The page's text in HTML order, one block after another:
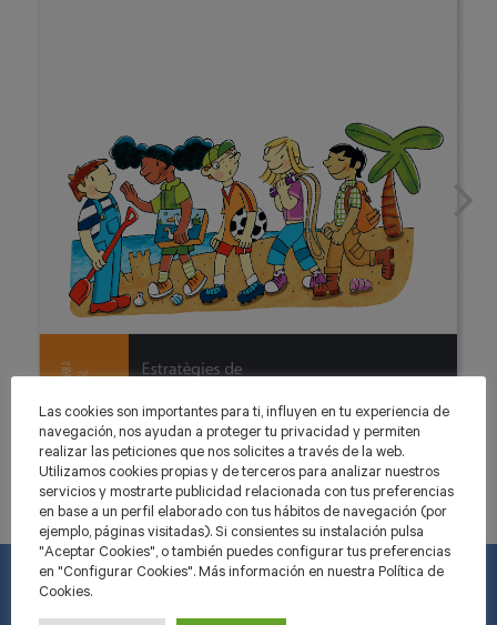
Las cookies son importantes para ti, influyen en tu experiencia de
navegación, nos ayudan a proteger tu privacidad y permiten
realizar las peticiones que nos solicites a través de la web.
Utilizamos cookies propias y de terceros para analizar nuestros
servicios y mostrarte publicidad relacionada con tus preferencias
en base a un perfil elaborado con tus hábitos de navegación (por
ejemplo, páginas visitadas). Si consientes su instalación pulsa
"Aceptar Cookies", o también puedes configurar tus preferencias
en "Configurar Cookies". Más información en nuestra Política de
Cookies.